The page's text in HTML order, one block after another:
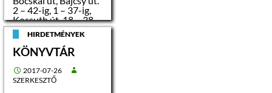
önéletrajz,
iskolai végzettséget,
szakképzettséget
igazoló okiratok
másolata
B kategóriás
– jogi személyiséggel
nem rendelkező
szervezet
Az árverés a
vagyontárgy
értékesítésének
nyilvános, a pályázók
2 – 42-ig, 1 – 37-ig,
Kossuth út. 18 – 38-
ig, 29 – 49-ig,
Varsányi út, Huny
út. 13 – végig, 4 –
végig, Bartók út,
Petőfi út, Kölcsey út.
2, Árpád út, Attila út,
HIRDETMÉNYEK
KÖNYVTÁR
2017-07-26
SZERKESZTŐ